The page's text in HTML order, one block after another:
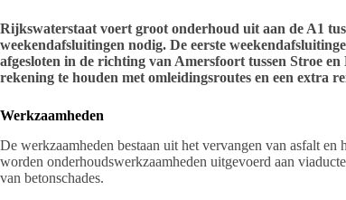
Rijkswaterstaat voert groot onderhoud uit aan de A1
weekendafsluitingen nodig. De eerste
afgesloten in de richting van Amersfoort tussen Stroe
rekening te houden met omleidingsroutes en een extra
Werkzaamheden
De werkzaamheden bestaan uit het vervangen van asfalt en
worden onderhoudswerkzaamheden uitgevoerd aan
van betonschades.